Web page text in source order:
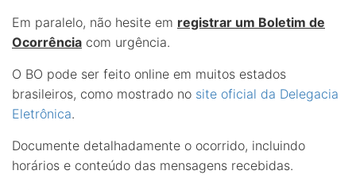
Em paralelo, não hesite em registrar um Boletim de
Ocorrência com urgência.
O BO pode ser feito online em muitos estados
brasileiros, como mostrado no site oficial da Delegacia
Eletrônica.
Documente detalhadamente o ocorrido, incluindo
horários e conteúdo das mensagens recebidas.